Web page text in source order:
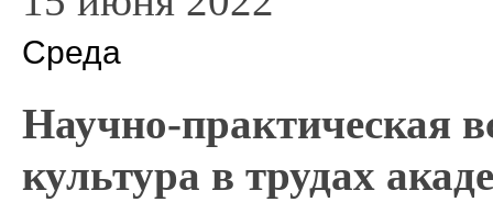
Среда
Научно-практическая
культура в трудах